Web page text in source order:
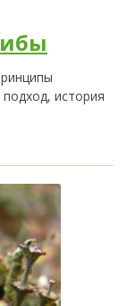
история